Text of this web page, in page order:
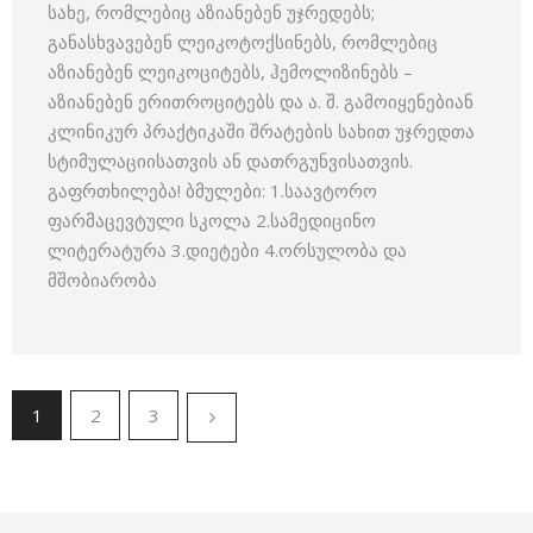
სახე, რომლებიც აზიანებენ უჯრედებს;
განასხვავებენ ლეიკოტოქსინებს, რომლებიც
აზიანებენ ლეიკოციტებს, ჰემოლიზინებს –
აზიანებენ ერითროციტებს და ა. შ. გამოიყენებიან
კლინიკურ პრაქტიკაში შრატების სახით უჯრედთა
სტიმულაციისათვის ან დათრგუნვისათვის.
გაფრთხილება! ბმულები: 1.საავტორო
ფარმაცევტული სკოლა 2.სამედიცინო
ლიტერატურა 3.დიეტები 4.ორსულობა და
მშობიარობა
1 2 3